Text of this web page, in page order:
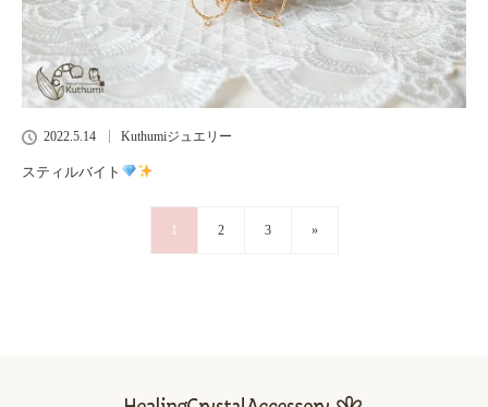
2022.5.14 Kuthumiジュエリー
スティルバイト
1 2 3 »